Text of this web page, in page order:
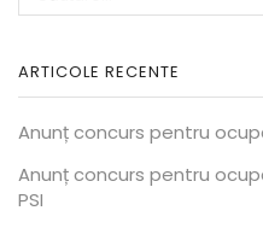
ARTICOLE RECENTE
Anunț concurs pentru
Anunț concurs pentru
PSI